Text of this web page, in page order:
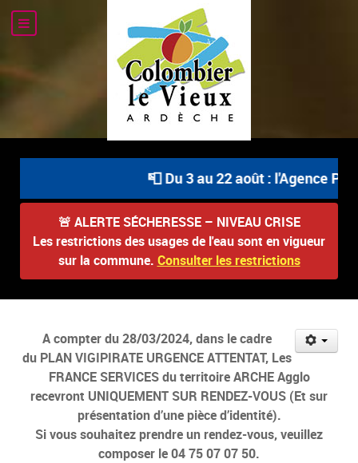
📮 Du 3 au 22 août : l'Agence
🚨 ALERTE SÉCHERESSE – NIVEAU CRISE
Les restrictions des usages de l'eau sont en vigueur
sur la commune. Consulter les restrictions
A compter du 28/03/2024, dans le cadre
du PLAN VIGIPIRATE URGENCE ATTENTAT, Les
FRANCE SERVICES du territoire ARCHE Agglo
recevront UNIQUEMENT SUR RENDEZ-VOUS (Et sur
présentation d’une pièce d’identité).
Si vous souhaitez prendre un rendez-vous, veuillez
composer le 04 75 07 07 50.